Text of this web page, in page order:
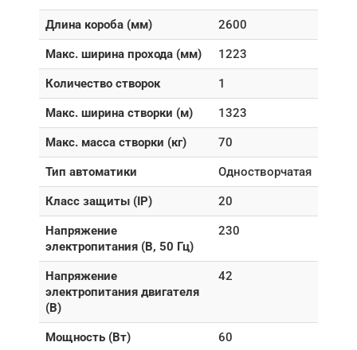
Длина короба (мм) 2600
Макс. ширина прохода (мм) 1223
Количество створок 1
Макс. ширина створки (м) 1323
Макс. масса створки (кг) 70
Тип автоматики Одностворчатая
Класс защиты (IP) 20
Напряжение
электропитания (В, 50 Гц)
230
Напряжение
электропитания двигателя
(В)
42
Мощность (Вт) 60